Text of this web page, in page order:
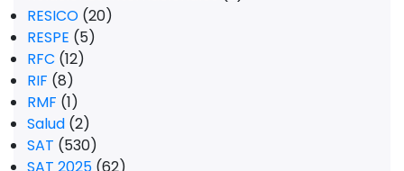
RESICO (20)
RESPE (5)
RFC (12)
RIF (8)
RMF (1)
Salud (2)
SAT (530)
SAT 2025 (62)